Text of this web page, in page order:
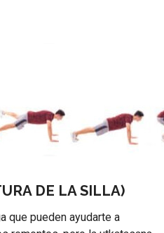
DE LA SILLA)
que pueden ayudarte a